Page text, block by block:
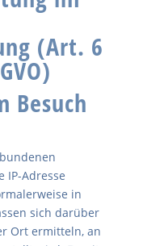
(Art. 6
Besuch
IP-Adresse
in
sich darüber
Ort ermitteln, an